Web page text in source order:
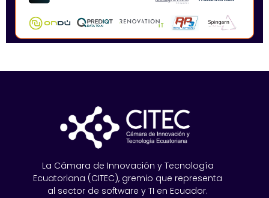
La Cámara de Innovación y Tecnología
Ecuatoriana (CITEC), gremio que representa
al sector de software y TI en Ecuador.